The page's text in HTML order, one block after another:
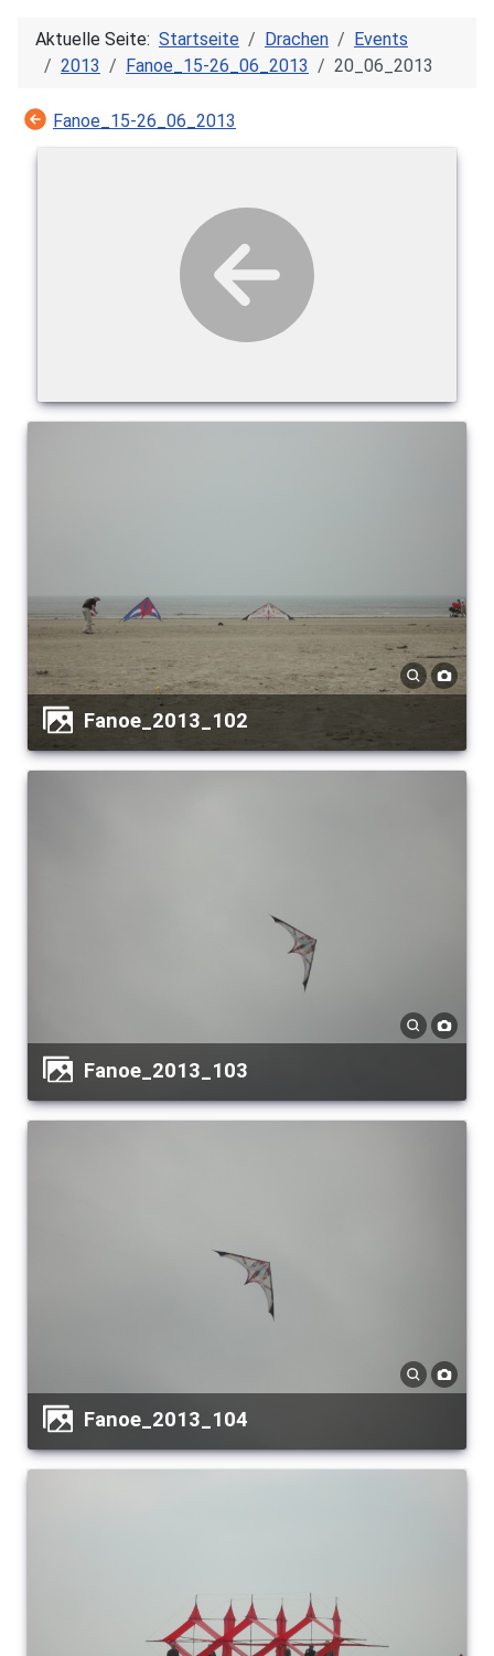
Aktuelle Seite: Startseite Drachen
Events
2013
Fanoe_15-26_06_2013 20_06_2013
Fanoe_15-26_06_2013
Fanoe_2013_102
Fanoe_2013_103
Fanoe_2013_104